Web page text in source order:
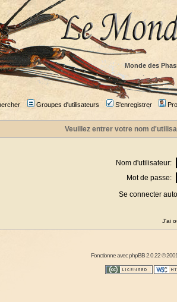
Monde des
Groupes d'utilisateurs S'enregistrer
Veuillez entrer votre nom
Nom d'utilisateur:
Mot de passe:
Se connecter
J'ai
Fonctionne avecphpBB2.0.22 ©